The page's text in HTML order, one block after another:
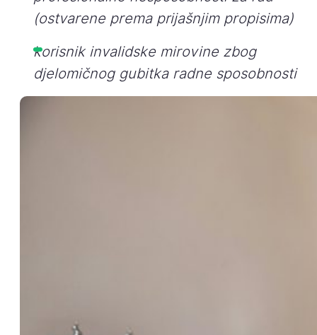
(ostvarene prema prijašnjim propisima)
korisnik invalidske mirovine zbog
djelomičnog gubitka radne sposobnosti